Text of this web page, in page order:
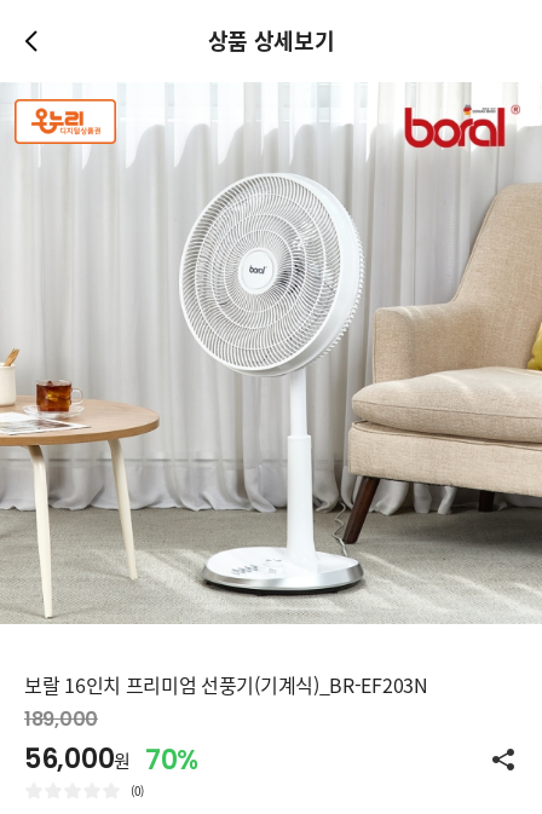
상품 상세보기
보랄 16인치 프리미엄 선풍기(기계식)_BR-EF203N
189,000
56,000원 70%
(0)